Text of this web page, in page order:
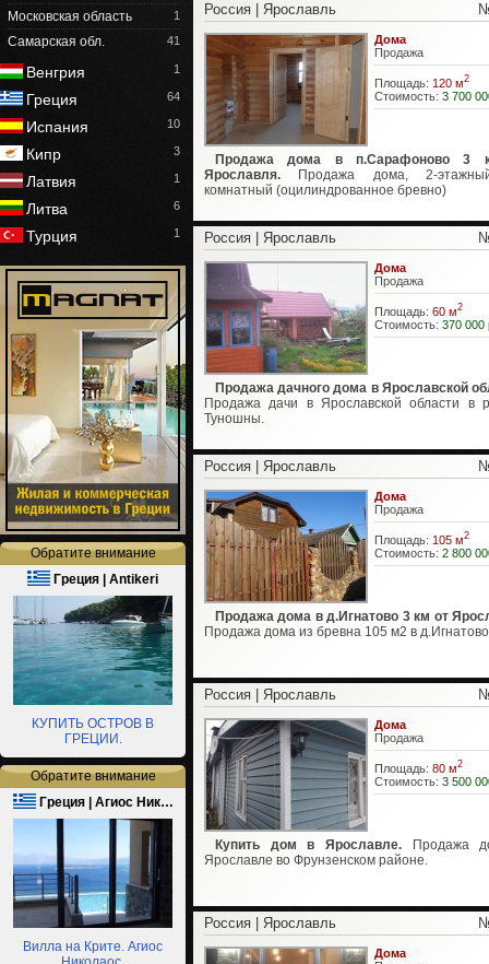
Московская область 1
Самарская обл. 41
Венгрия 1
Греция 64
Испания 10
Кипр 3
Латвия 1
Литва 6
Турция 1
Обратите внимание
Греция | Antikeri
КУПИТЬ ОСТРОВ В
ГРЕЦИИ.
Обратите внимание
Греция | Агиос Ник…
Вилла на Крите. Агиос
Россия | Ярославль
Дома
Продажа
Площадь: 120 м2
Стоимость: 3 700
Продажа дома в п.Сарафоново 3
Ярославля. Продажа дома, 2-
комнатный (оцилиндрованное бревно)
Россия | Ярославль
Дома
Продажа
Площадь: 60 м2
Стоимость: 370 000
Продажа дачного дома в Ярославской
Продажа дачи в Ярославской области в
Туношны.
Россия | Ярославль
Дома
Продажа
Площадь: 105 м2
Стоимость: 2 800
Продажа дома в д.Игнатово 3 км от
Продажа дома из бревна 105 м2 в д.Игнатово
Россия | Ярославль
Дома
Продажа
Площадь: 80 м2
Стоимость: 3 500
Купить дом в Ярославле. Продажа
Ярославле во Фрунзенском районе.
Россия | Ярославль
Дома